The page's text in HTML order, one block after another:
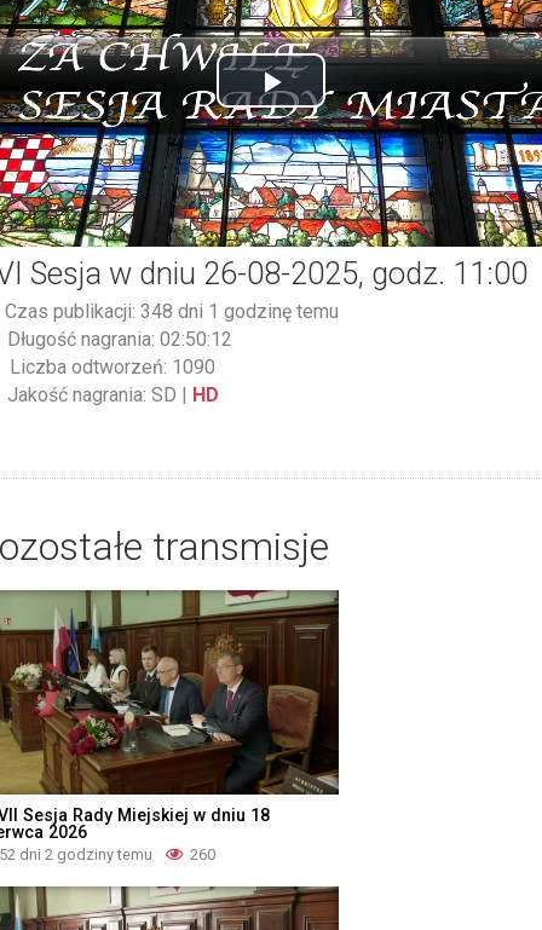
Play
Video
Sesja w dniu 26-08-2025, godz. 11:00
Czas publikacji: 348 dni 1 godzinę temu
Długość nagrania: 02:50:12
Liczba odtworzeń: 1090
Jakość nagrania: SD | HD
transmisje
Sesja Rady Miejskiej w dniu 18
2026
52 dni 2 godziny temu 260